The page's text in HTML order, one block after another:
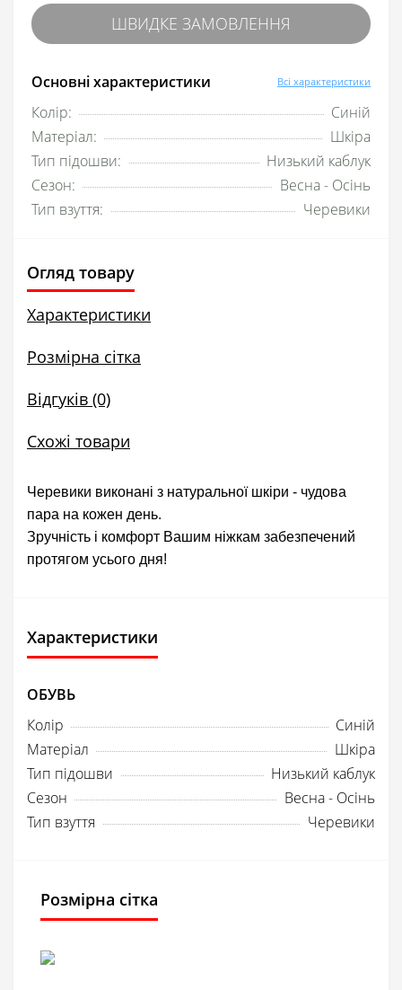
Основні характеристики Всі характеристики
Колір:
Синій
Матеріал:
Шкіра
Тип підошви:
Низький каблук
Сезон:
Весна - Осінь
Тип взуття:
Черевики
ШВИДКЕ ЗАМОВЛЕННЯ
Огляд товару
Характеристики
Розмірна сітка
Відгуків (0)
Схожі товари
Черевики виконані з натуральної шкіри - чудова
пара на кожен день.
Зручність і комфорт Вашим ніжкам забезпечений
протягом усього дня!
Характеристики
ОБУВЬ
Колір
Синій
Матеріал
Шкіра
Тип підошви
Низький каблук
Сезон
Весна - Осінь
Тип взуття
Черевики
Розмірна сітка